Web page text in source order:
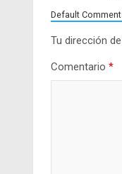
Default
Tu dirección
Comentario *